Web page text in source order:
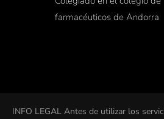
farmacéuticos de Andorra
INFO LEGAL Antes de utilizar los